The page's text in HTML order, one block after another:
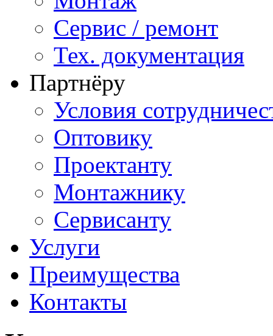
Сервис / ремонт
Тех. документация
Партнёру
Условия
Оптовику
Проектанту
Монтажнику
Сервисанту
Услуги
Преимущества
Контакты